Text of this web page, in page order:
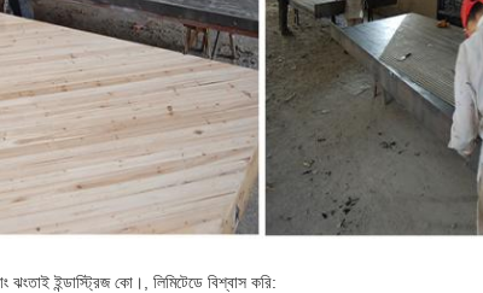
ইন্ডাস্ট্রিজ কো।, লিমিটেডে বিশ্বাস করি: